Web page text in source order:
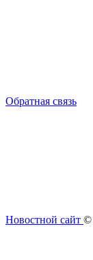
Обратная связь
Новостной сайт ©